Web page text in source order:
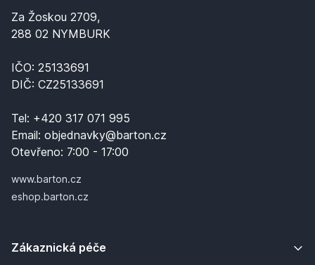
Za Žoskou 2709,
288 02 NYMBURK
IČO: 25133691
DIČ: CZ25133691
Tel: +420 317 071 995
Email: objednavky@barton.cz
Otevřeno: 7:00 - 17:00
www.barton.cz
eshop.barton.cz
Zákaznická péče